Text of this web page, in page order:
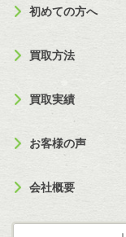
初めての方へ
買取方法
買取実績
お客様の声
会社概要